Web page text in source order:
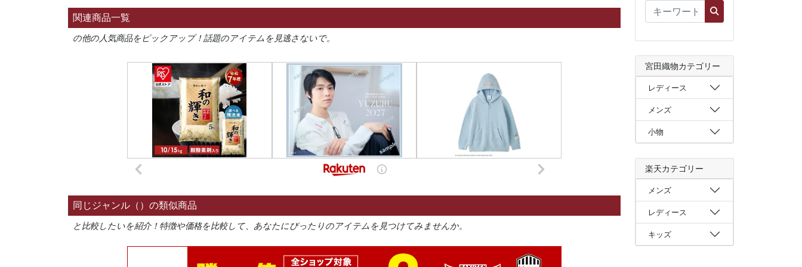
関連商品一覧
の他の人気商品をピックアップ！話題のアイテムを見逃さないで。
同じジャンル（）の類似商品
と比較したいを紹介！特徴や価格を比較して、あなたにぴったりのアイテムを見つけてみませんか。
宮田織物カテゴリー
レディース
メンズ
小物
楽天カテゴリー
メンズ
レディース
キッズ